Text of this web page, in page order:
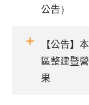
公告）
【公告】
區整建暨
果